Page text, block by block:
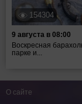
154304
9 августа в 08:00
Воскресная
парке и...
О сайте